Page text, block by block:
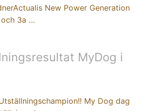
New Power Generation
och 3a …
MyDog i
My Dog dag